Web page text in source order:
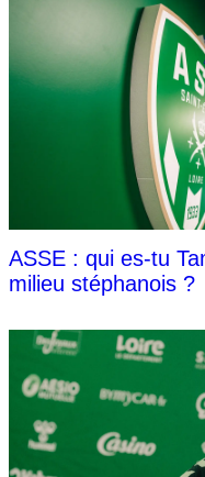
ASSE : qui es-tu
milieu stéphanois ?